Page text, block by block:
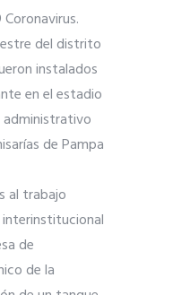
del distrito
instalados
en el estadio
administrativo
de Pampa
al trabajo
de
de la